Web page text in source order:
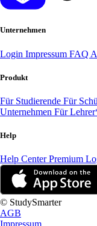
Unternehmen
Login Impressum FAQ
Produkt
Für Studierende Für
Unternehmen Für
Help
Help CenterPremium
© StudySmarter
AGB